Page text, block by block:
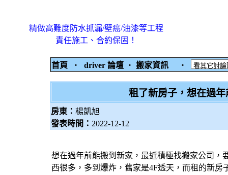
精做高難度防水抓漏/壁癌/油漆等工程
責任施工、合約保固！
首頁 ‧ driver 論壇 ‧ 搬家資訊 ‧
租了新房子，想在過
房東： 楊凱旭
發表時間： 2022-12-12
想在過年前能搬到新家，最近積極找搬家公司，
西很多，多到爆炸，舊家是4F透天，而租的新